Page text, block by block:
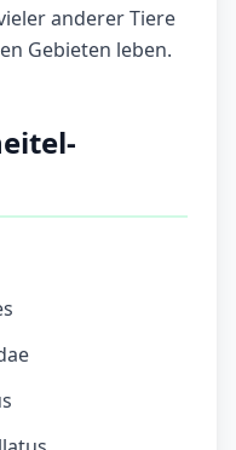
anderer Tiere
Gebieten leben.